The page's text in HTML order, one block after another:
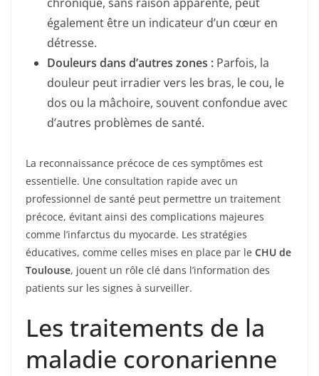
également être un indicateur d’un cœur en
détresse.
Douleurs dans d’autres zones : Parfois, la
douleur peut irradier vers les bras, le cou, le
dos ou la mâchoire, souvent confondue avec
d’autres problèmes de santé.
La reconnaissance précoce de ces symptômes est
essentielle. Une consultation rapide avec un
professionnel de santé peut permettre un traitement
précoce, évitant ainsi des complications majeures
comme l’infarctus du myocarde. Les stratégies
éducatives, comme celles mises en place par le CHU de
Toulouse, jouent un rôle clé dans l’information des
patients sur les signes à surveiller.
Les traitements de la
maladie coronarienne